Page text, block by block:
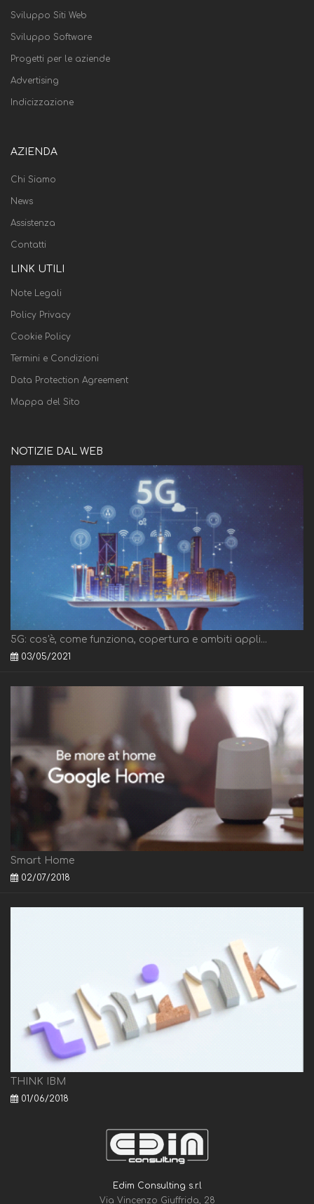
Sviluppo Siti Web
Sviluppo Software
Progetti per le aziende
Advertising
Indicizzazione
AZIENDA
Chi Siamo
News
Assistenza
Contatti
LINK UTILI
Note Legali
Policy Privacy
Cookie Policy
Termini e Condizioni
Data Protection Agreement
Mappa del Sito
NOTIZIE DAL WEB
5G: cos'è, come funziona, copertura e ambiti appli...
03/05/2021
Smart Home
02/07/2018
THINK IBM
01/06/2018
Edim Consulting s.r.l
Via Vincenzo Giuffrida, 28